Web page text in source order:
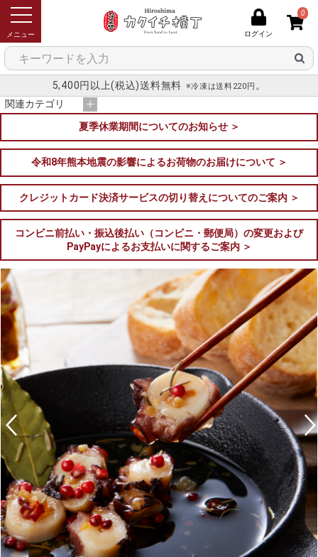
ログイン
0
5,400円以上(税込)送料無料 ※冷凍は送料220円 。
関連カテゴリ
夏季休業期間についてのお知らせ ＞
令和8年熊本地震の影響によるお荷物のお届けについて ＞
クレジットカード決済サービスの切り替えについてのご案内 ＞
コンビニ前払い・振込後払い（コンビニ・郵便局）の変更および
PayPayによるお支払いに関するご案内 ＞
メニュー